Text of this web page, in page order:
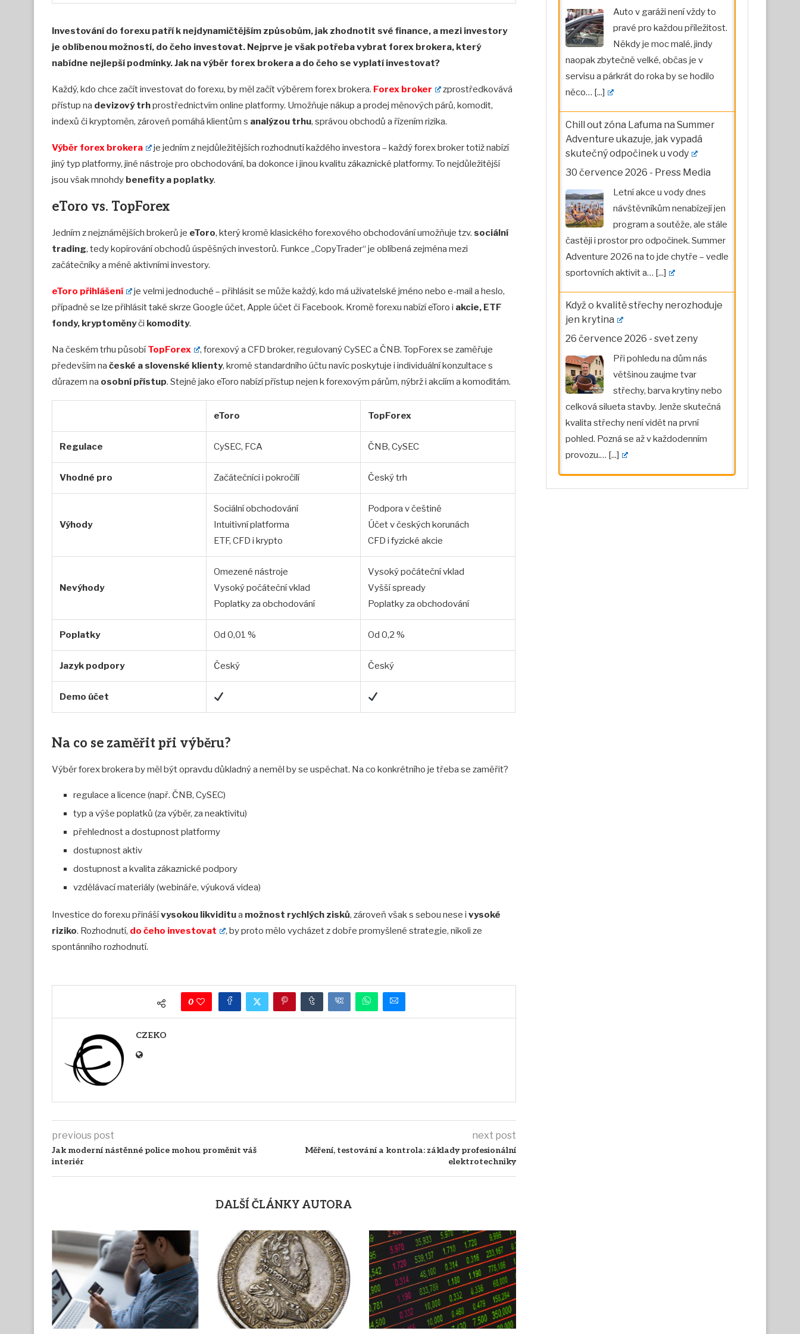
Investování do forexu patří k nejdynamičtějším způsobům, jak zhodnotit své finance, a mezi investory
je oblíbenou možností, do čeho investovat. Nejprve je však potřeba vybrat forex brokera, který
nabídne nejlepší podmínky. Jak na výběr forex brokera a do čeho se vyplatí investovat?
Každý, kdo chce začít investovat do forexu, by měl začít výběrem forex brokera. Forex broker
zprostředkovává
přístup na devizový trhprostřednictvím online platformy. Umožňuje nákup a prodej měnových párů, komodit,
indexů či kryptoměn, zároveň pomáhá klientům s analýzou trhu, správou obchodů a řízením rizika.
Výběr forex brokera
je jedním z nejdůležitějších rozhodnutí každého investora – každý forex broker totiž nabízí
jiný typ platformy, jiné nástroje pro obchodování, ba dokonce i jinou kvalitu zákaznické platformy. To nejdůležitější
jsou však mnohdy benefity a poplatky.
eToro vs. TopForex
Jedním z nejznámějších brokerů je eToro, který kromě klasického forexového obchodování umožňuje tzv. sociální
trading, tedy kopírování obchodů úspěšných investorů. Funkce „CopyTrader“ je oblíbená zejména mezi
začátečníky a méně aktivními investory.
eToro přihlášení
je velmi jednoduché – přihlásit se může každý, kdo má uživatelské jméno nebo e-mail a heslo,
případně se lze přihlásit také skrze Google účet, Apple účet či Facebook. Kromě forexu nabízí eToro i akcie, ETF
fondy, kryptoměnyči komodity.
Na českém trhu působíTopForex
, forexový a CFD broker, regulovaný CySEC a ČNB. TopForex se zaměřuje
především na české a slovenské klienty, kromě standardního účtu navíc poskytuje i individuální konzultace s
důrazem na osobní přístup. Stejně jako eToro nabízí přístup nejen k forexovým párům, nýbrž i akciím a komoditám.
eToro TopForex
Regulace CySEC, FCA ČNB, CySEC
Vhodné pro Začátečníci i pokročilí Český trh
Výhody
Sociální obchodování
Intuitivní platforma
ETF, CFD i krypto
Podpora v češtině
Účet v českých korunách
CFD i fyzické akcie
Nevýhody
Omezené nástroje
Vysoký počáteční vklad
Poplatky za obchodování
Vysoký počáteční vklad
Vyšší spready
Poplatky za obchodování
Poplatky Od 0,01 % Od 0,2 %
Jazyk podpory Český Český
Demo účet
Na co se zaměřit při výběru?
Výběr forex brokera by měl být opravdu důkladný a neměl by se uspěchat. Na co konkrétního je třeba se zaměřit?
regulace a licence (např. ČNB, CySEC)
typ a výše poplatků (za výběr, za neaktivitu)
přehlednost a dostupnost platformy
dostupnost aktiv
dostupnost a kvalita zákaznické podpory
vzdělávací materiály (webináře, výuková videa)
Investice do forexu přinášívysokou likviditua možnost rychlých zisků, zároveň však s sebou nese i vysoké
riziko. Rozhodnutí, do čeho investovat
, by proto mělo vycházet z dobře promyšlené strategie, nikoli ze
spontánního rozhodnutí.
0
CZEKO
previous post
Jak moderní nástěnné police mohou proměnit váš
interiér
next post
Měření, testování a kontrola: základy profesionální
elektrotechniky
DALŠÍ ČLÁNKY AUTORA
Auto v garáži není vždy to
pravé pro každou příležitost.
Někdy je moc malé, jindy
naopak zbytečně velké, občas je v
servisu a párkrát do roka by se hodilo
něco… [...]
Chill out zóna Lafuma na Summer
Adventure ukazuje, jak vypadá
skutečný odpočinek u vody
30 července 2026 - Press Media
Letní akce u vody dnes
návštěvníkům nenabízejí jen
program a soutěže, ale stále
častěji i prostor pro odpočinek. Summer
Adventure 2026 na to jde chytře – vedle
sportovních aktivit a… [...]
Když o kvalitě střechy nerozhoduje
jen krytina
26 července 2026 - svet zeny
Při pohledu na dům nás
většinou zaujme tvar
střechy, barva krytiny nebo
celková silueta stavby. Jenže skutečná
kvalita střechy není vidět na první
pohled. Pozná se až v každodenním
provozu.… [...]